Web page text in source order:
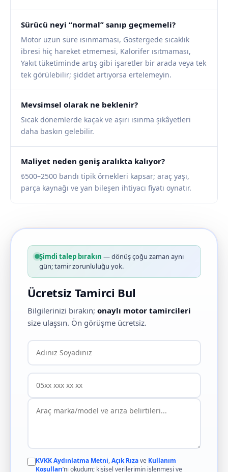
Sürücü neyi “normal” sanıp geçmemeli?
Motor uzun süre ısınmaması, Göstergede sıcaklık
ibresi hiç hareket etmemesi, Kalorifer ısıtmaması,
Yakıt tüketiminde artış gibi işaretler bir arada veya tek
tek görülebilir; şiddet artıyorsa ertelemeyin.
Mevsimsel olarak ne beklenir?
Sıcak dönemlerde kaçak ve aşırı ısınma şikâyetleri
daha baskın gelebilir.
Maliyet neden geniş aralıkta kalıyor?
₺500–2500 bandı tipik örnekleri kapsar; araç yaşı,
parça kaynağı ve yan bileşen ihtiyacı fiyatı oynatır.
Şimdi talep bırakın — dönüş çoğu zaman aynı
gün; tamir zorunluluğu yok.
Ücretsiz Tamirci Bul
Bilgilerinizi bırakın; onaylı motor tamircileri
size ulaşsın. Ön görüşme ücretsiz.
KVKK Aydınlatma Metni,Açık Rızave Kullanım
Koşulları’nı okudum; kişisel verilerimin işlenmesi ve